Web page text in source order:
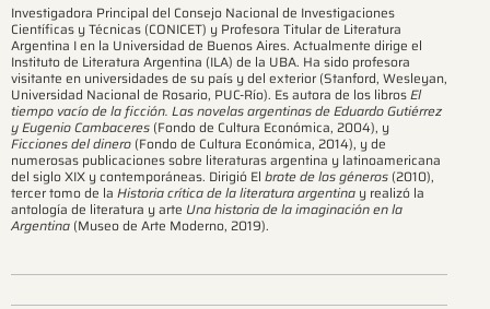
Investigadora Principal del Consejo Nacional de Investigaciones
Científicas y Técnicas (CONICET) y Profesora Titular de Literatura
Argentina I en la Universidad de Buenos Aires. Actualmente dirige el
Instituto de Literatura Argentina (ILA) de la UBA. Ha sido profesora
visitante en universidades de su país y del exterior (Stanford, Wesleyan,
Universidad Nacional de Rosario, PUC-Río). Es autora de los librosEl
tiempo vacío de la ficción. Las novelas argentinas de Eduardo Gutiérrez
y Eugenio Cambaceres (Fondo de Cultura Económica, 2004), y
Ficciones del dinero (Fondo de Cultura Económica, 2014), y de
numerosas publicaciones sobre literaturas argentina y latinoamericana
del siglo XIX y contemporáneas. Dirigió El brote de los géneros (2010),
tercer tomo de la Historia crítica de la literatura argentina y realizó la
antología de literatura y arte Una historia de la imaginación en la
Argentina (Museo de Arte Moderno, 2019).